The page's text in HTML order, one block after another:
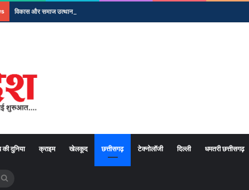
विकास और समाज उत्थान दोनों हमारी प्राथमिकता- रेणुका सिंह*
दुनिया क्राइम खेलकूद छत्तीसगढ़ टेक्नोलॉजी दिल्ली धमतरी छत्तीसगढ़